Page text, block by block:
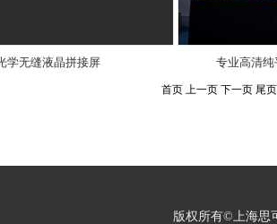
学无缝液晶拼接屏 专业高清
首页 上一页 下一页 尾
版权所有©上海思